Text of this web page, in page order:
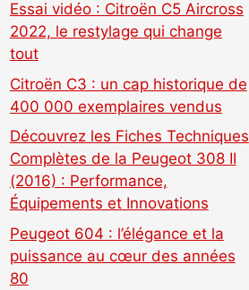
Essai vidéo : Citroën C5 Aircross
2022, le restylage qui change
tout
Citroën C3 : un cap historique de
400 000 exemplaires vendus
Découvrez les Fiches Techniques
Complètes de la Peugeot 308 II
(2016) : Performance,
Équipements et Innovations
Peugeot 604 : l’élégance et la
puissance au cœur des années
80